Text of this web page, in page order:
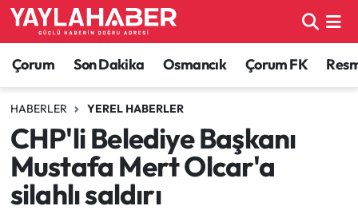
Çorum Son Dakika Osmancık Çorum FK
HABERLER YEREL HABERLER
CHP'li Belediye Başkanı
Mustafa Mert Olcar'a
silahlı saldırı
Alaca Haberleri
Bayat Haberleri
Bilgi - Keşfet Haberleri
Bilim ve Teknoloji
Çorum Nöbetçi Eczaneler
Çorum Hava Durumu
Çorum Namaz Vakitleri
Çorum Trafik Yoğunluk Haritası